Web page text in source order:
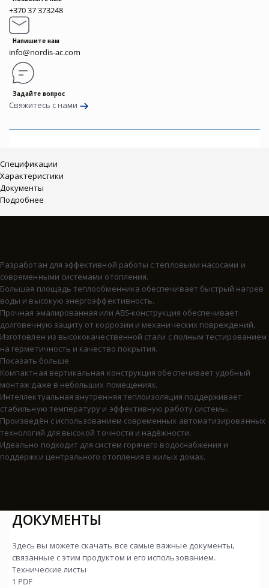
+370 37 373248
Напишите нам
info@nordis-ac.com
Задайте вопрос
Свяжитесь с нами
Спецификации
Характеристики
Документы
Подробнее
Разработан для эффективной работы с тепловыми насосами и
современными системами отопления.
Большая площадь теплообменника обеспечивает быстрый нагрев
воды и высокую энергоэффективность.
Прочная эмалированная или ABS-конструкция обеспечивает
долговечную защиту от коррозии и механических повреждений.
Изготовлен из высококачественной стали с полным тестированием
на герметичность и качество покрытия.
Показать больше
Компактная вертикальная конструкция обеспечивает удобный
монтаж даже в небольших помещениях.
Интеллектуальная внутренняя теплоизоляция поддерживает
стабильную температуру и эффективную работу системы.
Произведён с использованием современных автоматизированных
технологий для высокой точности и надёжности.
Идеально подходит для систем горячего водоснабжения и
поддержки центрального отопления в жилых домах.
ДОКУМЕНТЫ
Здесь вы можете скачать все самые важные документы,
связанные с этим продуктом и его использованием.
Технические листы
1 PDF